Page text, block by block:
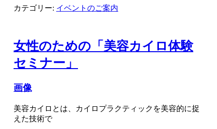
カテゴリー: イベントのご案内
女性のための「美容カイロ体験
セミナー」
画像
美容カイロとは、カイロプラクティックを美容的に捉
えた技術で